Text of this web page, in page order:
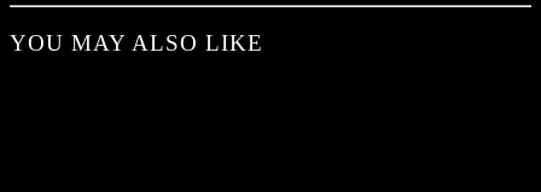
YOU MAY ALSO LIKE